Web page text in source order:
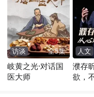
访谈 全5集
岐黄之光·对话国
医大师
人文
濮存
欲，